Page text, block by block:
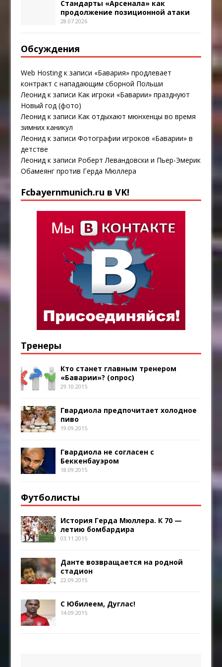
Стандарты «Арсенала» как
продолжение позиционной атаки
28.07.2026
Обсуждения
Web Hostingк записи «Бавария» продлевает
контракт с нападающим сборной Польши
Леонид к записи Как игроки «Баварии» празднуют
Новый год (фото)
Леонид к записи Как отдыхают мюнхенцы во время
зимних каникул
Леонид к записиФотографии игроков «Баварии» в
детстве
Леонид к записи Роберт Левандовски и Пьер-Эмерик
Обамеянг против Герда Мюллера
Fcbayernmunich.ru в VK!
Тренеры
Кто станет главным тренером
«Баварии»? (опрос)
29.10.2015
Гвардиола предпочитает холодное
пиво
19.09.2015
Гвардиола не согласен с
Беккенбауэром
18.09.2015
Футболисты
История Герда Мюллера. К 70 —
летию бомбардира
03.11.2015
Данте возвращается на родной
стадион
22.09.2015
С Юбилеем, Дуглас!
14.09.2015